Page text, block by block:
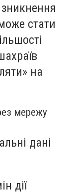
стати
на
мережу
дані
дії